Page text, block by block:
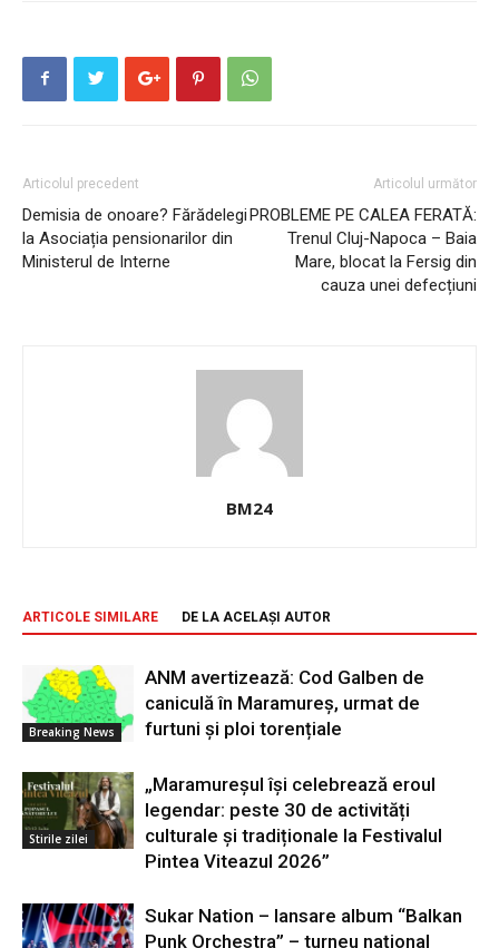
Articolul precedent
Demisia de onoare? Fărădelegi
la Asociația pensionarilor din
Ministerul de Interne
Articolul următor
PROBLEME PE CALEA FERATĂ:
Trenul Cluj-Napoca – Baia
Mare, blocat la Fersig din
cauza unei defecțiuni
BM24
ARTICOLE SIMILARE DE LA ACELAȘI AUTOR
Breaking News
ANM avertizează: Cod Galben de
caniculă în Maramureș, urmat de
furtuni și ploi torențiale
Stirile zilei
„Maramureșul își celebrează eroul
legendar: peste 30 de activități
culturale și tradiționale la Festivalul
Pintea Viteazul 2026”
Sukar Nation – lansare album “Balkan
Punk Orchestra” – turneu național